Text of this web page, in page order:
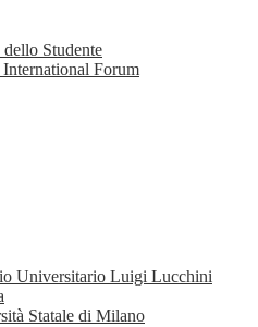
dello Studente
Forum
Universitario Luigi Lucchini
Statale di Milano